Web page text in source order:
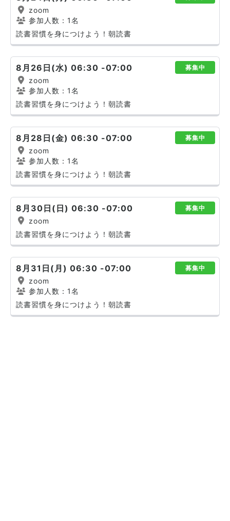
zoom
参加人数：1名
読書習慣を身につけよう！朝読書
8月26日(水) 06:30 -07:00 募集中
zoom
参加人数：1名
読書習慣を身につけよう！朝読書
8月28日(金) 06:30 -07:00 募集中
zoom
参加人数：1名
読書習慣を身につけよう！朝読書
8月30日(日) 06:30 -07:00 募集中
zoom
読書習慣を身につけよう！朝読書
8月31日(月) 06:30 -07:00 募集中
zoom
参加人数：1名
読書習慣を身につけよう！朝読書